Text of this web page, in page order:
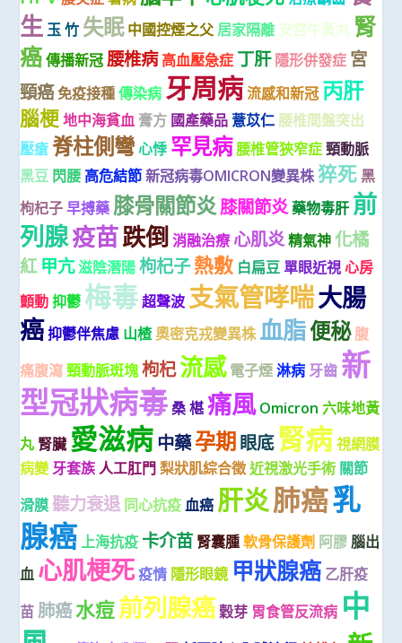
生 玉 竹 失眠 中國控煙之父 居家隔離 安宮牛黃丸 腎
癌 傳播新冠 腰椎病 高血壓急症 丁肝 隱形併發症 宮
頸癌免疫接種 傳染病 牙周病 流感和新冠 丙肝
腦梗 地中海貧血 膏方 國產藥品 薏苡仁 腰椎間盤突出
壓瘡 脊柱側彎心悸 罕見病腰椎管狹窄症 頸動脈
黑豆 閃腰 高危結節 新冠病毒OMICRON變異株猝死 黑
枸杞子 早搏藥 膝骨關節炎膝關節炎 藥物毒肝 前
列腺疫苗跌倒 消融治療 心肌炎精氣神 化橘
紅 甲亢滋陰潛陽 枸杞子熱敷 白扁豆 單眼近視 心房
顫動 抑鬱 梅毒 超聲波 支氣管哮喘大腸
癌抑鬱伴焦慮 山楂 奧密克戎變異株 血脂便秘 腹
痛腹瀉 頸動脈斑塊枸杞流感 電子煙 淋病 牙齒 新
型冠狀病毒 桑 椹 痛風 Omicron 六味地黃
丸 腎臟 愛滋病中藥孕期 眼底 腎病 視網膜
病變 牙套族 人工肛門 梨狀肌綜合徵 近視激光手術 關節
滑膜 聽力衰退 同心抗疫 血癌 肝炎肺癌乳
腺癌 上海抗疫 卡介苗 腎囊腫 軟骨保護劑 阿膠 腦出
血 心肌梗死疫情 隱形眼鏡 甲狀腺癌 乙肝疫
苗 肺癌水痘前列腺癌穀芽 胃食管反流病 中